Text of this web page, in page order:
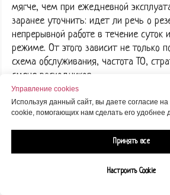
мягче, чем при ежедневной
заранее уточнить: идет ли речь о
непрерывной работе в течение
режиме. От этого зависит не только
схема обслуживания, частота ТО,
смене расходников.
ПАРАМЕТРЫ МОЩНОСТИ И ТИП
Расчет необходимой мощности
учитывать не только суммарную
токи, фазность, скачки при старте
Особенно это критично для объектов
компрессорами или сваркой. Запас
Управление cookies
Используя данный сайт, вы даете согласие
cookie, помогающих нам сделать его удобнее
Принять все
Настроить Cookie